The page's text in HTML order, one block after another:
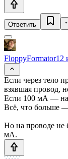
Ответить
FloppyFormator12
Если через тело
взявшая провод,
Если 100 мА —
Всё, что больше
Но на проводе не
мА.